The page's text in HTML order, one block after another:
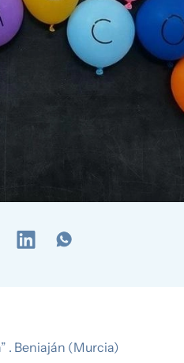
. Beniaján (Murcia)